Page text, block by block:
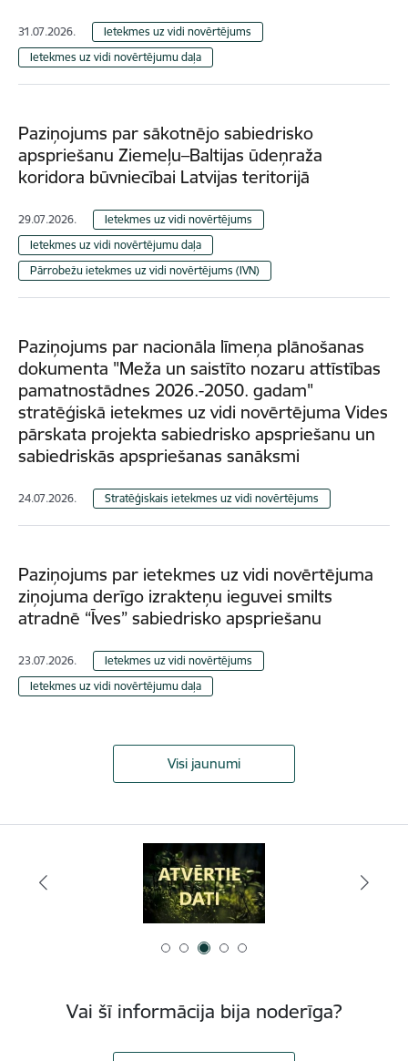
31.07.2026.
Ietekmes uz vidi novērtējums
Ietekmes uz vidi novērtējumu daļa
Paziņojums par sākotnējo sabiedrisko
apspriešanu Ziemeļu–Baltijas ūdeņraža
koridora būvniecībai Latvijas teritorijā
29.07.2026.
Ietekmes uz vidi novērtējums
Ietekmes uz vidi novērtējumu daļa
Pārrobežu ietekmes uz vidi novērtējums (IVN)
Paziņojums par nacionāla līmeņa plānošanas
dokumenta "Meža un saistīto nozaru attīstības
pamatnostādnes 2026.-2050. gadam"
stratēģiskā ietekmes uz vidi novērtējuma Vides
pārskata projekta sabiedrisko apspriešanu un
sabiedriskās apspriešanas sanāksmi
24.07.2026. Stratēģiskais ietekmes uz vidi novērtējums
Paziņojums par ietekmes uz vidi novērtējuma
ziņojuma derīgo izrakteņu ieguvei smilts
atradnē “Īves” sabiedrisko apspriešanu
23.07.2026.
Ietekmes uz vidi novērtējums
Ietekmes uz vidi novērtējumu daļa
Visi jaunumi
Vai šī informācija bija noderīga?